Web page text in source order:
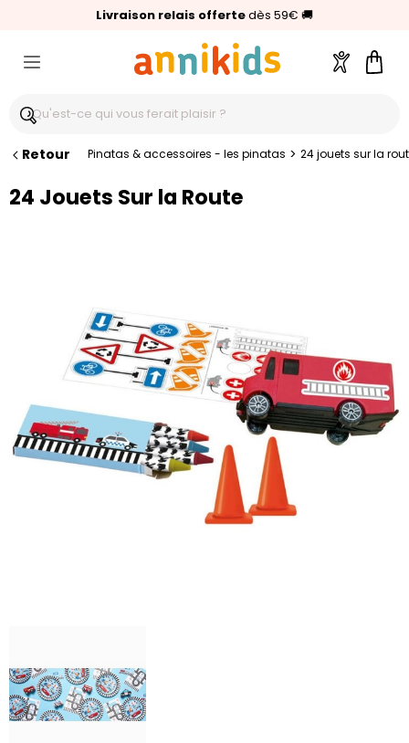
Livraison relais offertedès 59€ 🚚
🥇Palmarès Capital 2025 :Annikids N°1
⭐⭐⭐⭐⭐4,6/5(24 000 avis clients)
Compte
Retour Pinatas & accessoires - les pinatas > 24 jouets sur la
24 Jouets Sur la Route